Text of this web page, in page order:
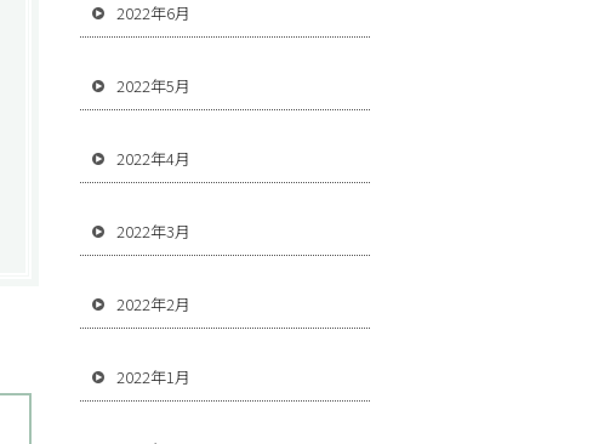
2022年6月
2022年5月
2022年4月
2022年3月
2022年2月
2022年1月